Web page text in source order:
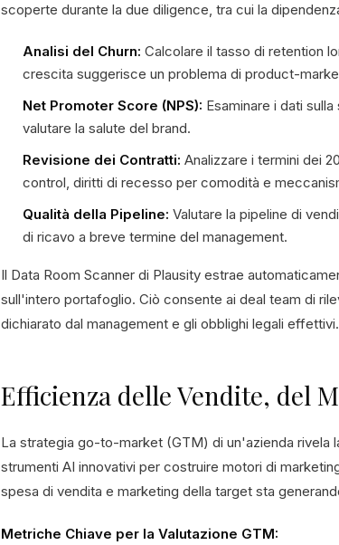
scoperte durante la due diligence, tra cui la
Analisi del Churn: Calcolare il tasso di retention
crescita suggerisce un problema di product-
Net Promoter Score (NPS): Esaminare i dati
valutare la salute del brand.
Revisione dei Contratti: Analizzare i termini dei
control, diritti di recesso per comodità e
Qualità della Pipeline: Valutare la pipeline di
di ricavo a breve termine del management.
Il Data Room Scanner di Plausity estrae
sull'intero portafoglio. Ciò consente ai deal team di
dichiarato dal management e gli obblighi legali effettivi.
Efficienza delle Vendite, del
La strategia go-to-market (GTM) di un'azienda rivela
strumenti AI innovativi per costruire motori di
spesa di vendita e marketing della target sta
Metriche Chiave per la Valutazione GTM: